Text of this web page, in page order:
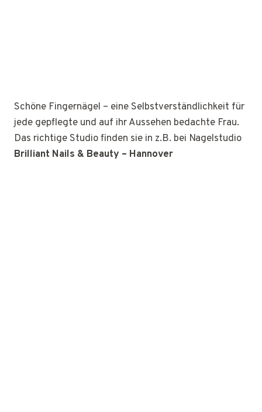
Schöne Fingernägel – eine Selbstverständlichkeit für
jede gepflegte und auf ihr Aussehen bedachte Frau.
Das richtige Studio finden sie in z.B. bei Nagelstudio
Brilliant Nails & Beauty – Hannover